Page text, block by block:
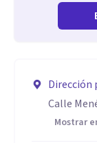
Dirección
Calle
Mostrar